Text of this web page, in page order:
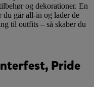
og dekorationer. En
du går all-in og lader de
til outfits – så skaber du
Pride